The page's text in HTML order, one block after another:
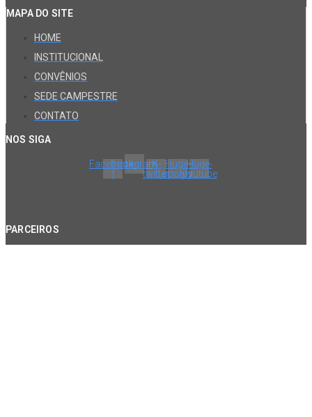
MAPA DO SITE
HOME
INSTITUCIONAL
CONVÊNIOS
SEDE CAMPESTRE
CONTATO
NOS SIGA
Facebook-
f
InstagramX-
twitter
Huge-
spotify
Huge-
youtube
PARCEIROS